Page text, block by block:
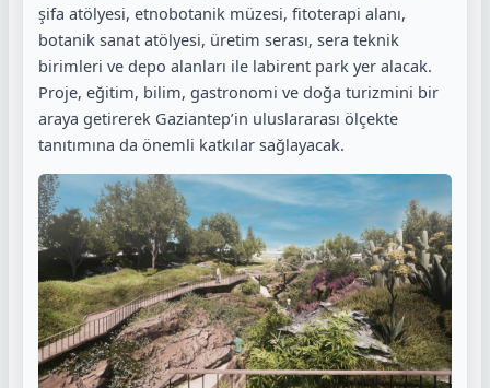
şifa atölyesi, etnobotanik müzesi, fitoterapi alanı,
botanik sanat atölyesi, üretim serası, sera teknik
birimleri ve depo alanları ile labirent park yer alacak.
Proje, eğitim, bilim, gastronomi ve doğa turizmini bir
araya getirerek Gaziantep’in uluslararası ölçekte
tanıtımına da önemli katkılar sağlayacak.